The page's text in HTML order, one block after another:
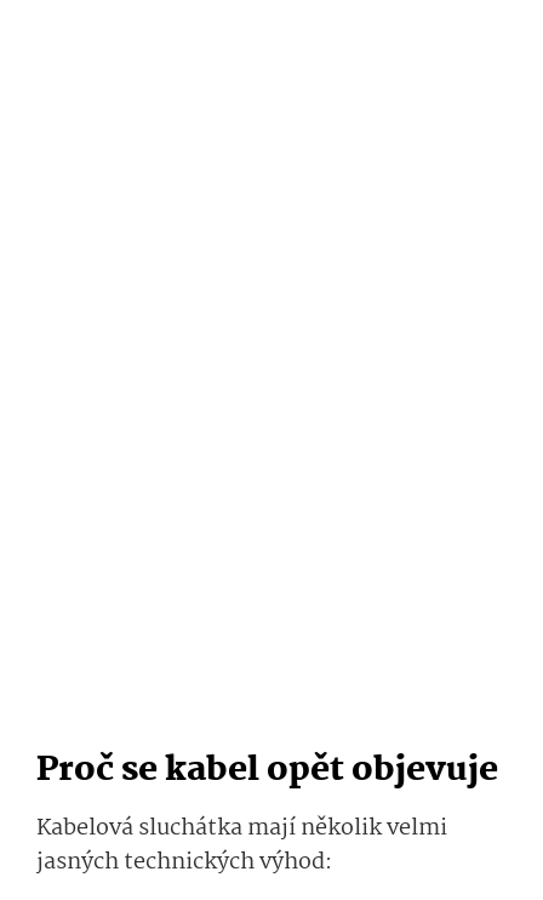
Proč se kabel opět objevuje
Kabelová sluchátka mají několik velmi
jasných technických výhod: